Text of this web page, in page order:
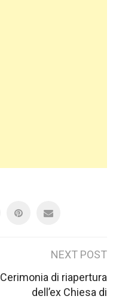
NEXT POST
Cerimonia di riapertura
dell’ex Chiesa di